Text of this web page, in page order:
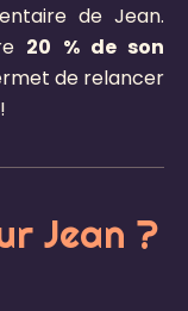
de Jean.
20 % de son
de relancer
Jean ?